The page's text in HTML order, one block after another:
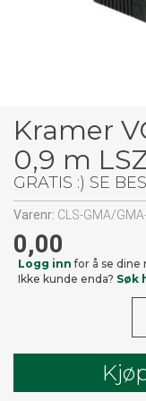
Kramer
0,9 m
GRATIS :) SE
Varenr: CLS-GMA/
0,00
Logg inn for å se dine
Ikke kunde enda? Søk